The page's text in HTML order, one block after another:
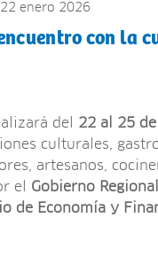
22 enero 2026
con la
del 22 al 25
culturales,
artesanos,
el Gobierno
de Economía y